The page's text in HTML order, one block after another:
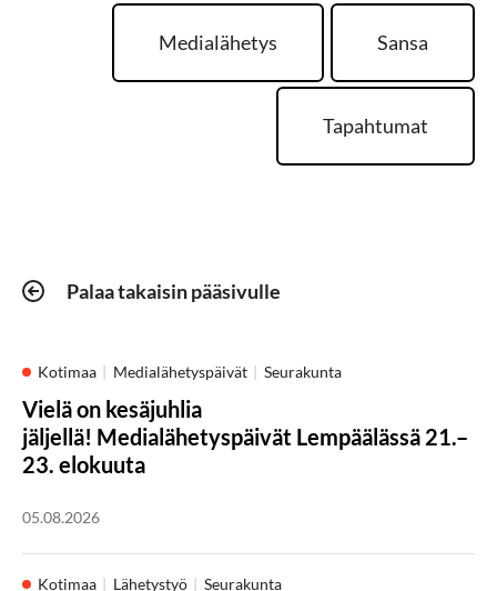
Medialähetys Sansa
Tapahtumat
Palaa takaisin pääsivulle
Kotimaa Medialähetyspäivät Seurakunta
Vielä on kesäjuhlia
jäljellä! Medialähetyspäivät Lempäälässä 21.–
23. elokuuta
05.08.2026
Kotimaa Lähetystyö Seurakunta